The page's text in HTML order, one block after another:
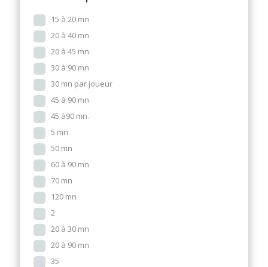
15 à 20 mn
20 à 40 mn
20 à 45 mn
30 à 90 mn
30 mn par joueur
45 à 90 mn
45 à90 mn.
5 mn
50 mn
60 à 90 mn
70 mn
120 mn
2
20 à 30 mn
20 à 90 mn
35